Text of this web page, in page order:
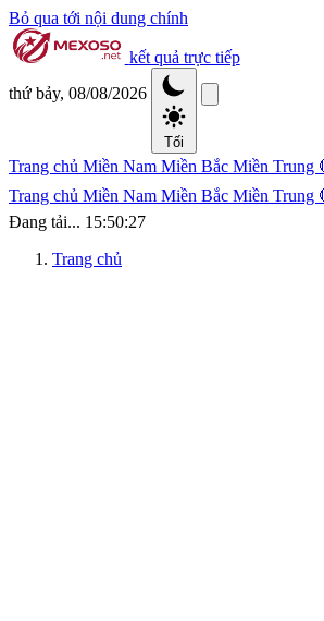
Bỏ qua tới nội dung chính
kết quả trực tiếp
thứ bảy, 08/08/2026
Tối
Trang chủ Miền Nam Miền Bắc Miền Trung
Trang chủ Miền Nam Miền Bắc Miền Trung
Đang tải... 15:50:28
Trang chủ